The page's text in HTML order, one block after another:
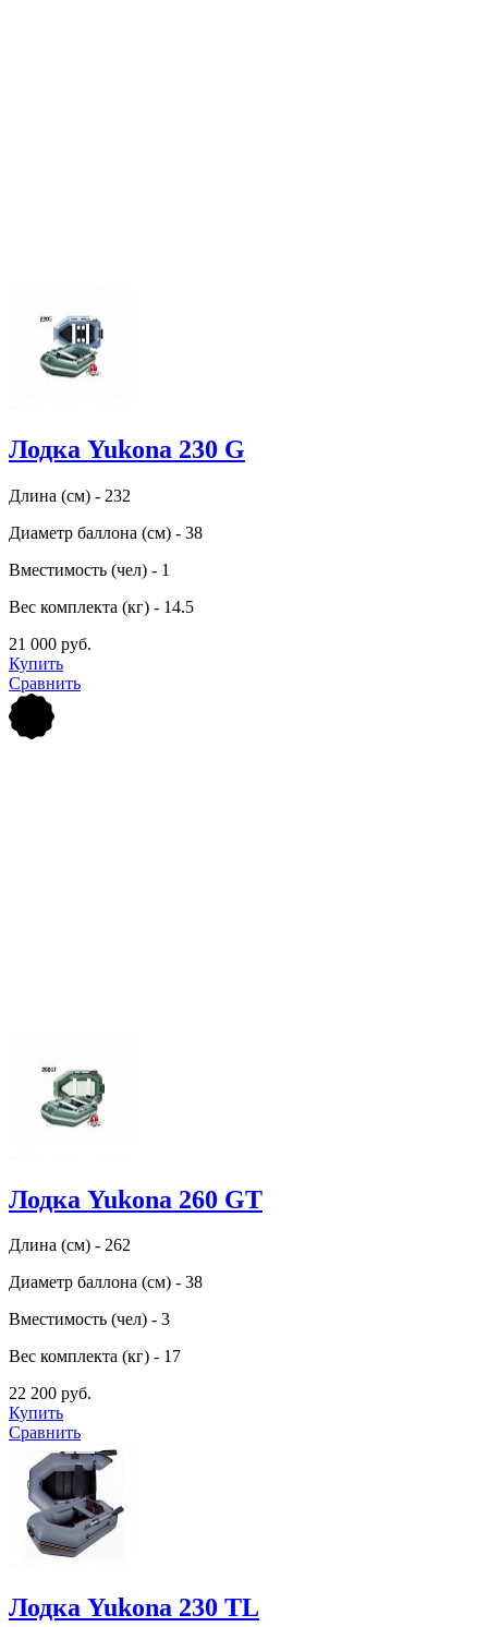
Лодка Yukona 230 G
Длина (см) - 232
Диаметр баллона (см) - 38
Вместимость (чел) - 1
Вес комплекта (кг) - 14.5
21 000 руб.
Купить
Сравнить
Лодка Yukona 260 GT
Длина (см) - 262
Диаметр баллона (см) - 38
Вместимость (чел) - 3
Вес комплекта (кг) - 17
22 200 руб.
Купить
Сравнить
Лодка Yukona 230 TL